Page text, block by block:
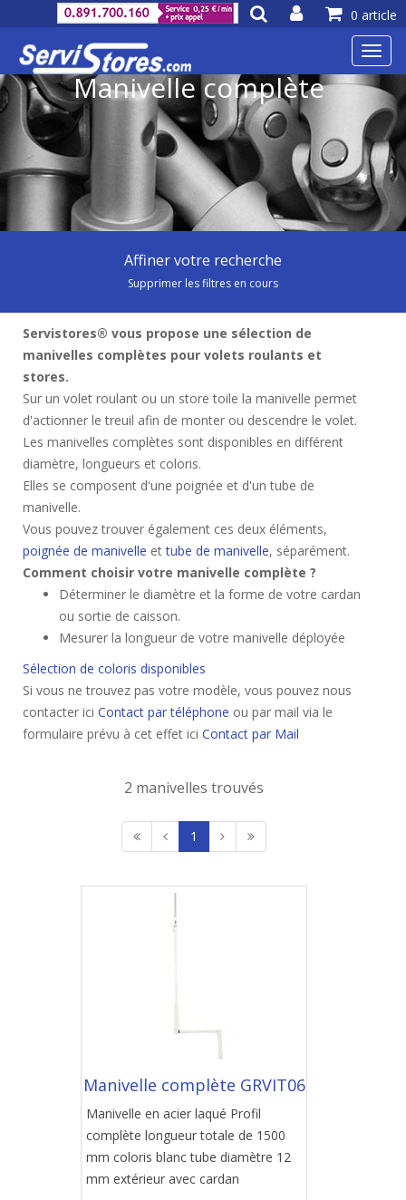
0 article
Manivelle complète
Affiner votre recherche
Supprimer les filtres en cours
Servistores® vous propose une sélection de
manivelles complètes pour volets roulants et
stores.
Sur un volet roulant ou un store toile la manivelle permet
d'actionner le treuil afin de monter ou descendre le volet.
Les manivelles complètes sont disponibles en différent
diamètre, longueurs et coloris.
Elles se composent d'une poignée et d'un tube de
manivelle.
Vous pouvez trouver également ces deux éléments,
poignée de manivelle ettube de manivelle, séparément.
Comment choisir votre manivelle complète ?
Déterminer le diamètre et la forme de votre cardan
ou sortie de caisson.
Mesurer la longueur de votre manivelle déployée
Sélection de coloris disponibles
Si vous ne trouvez pas votre modèle, vous pouvez nous
contacter ici Contact par téléphone ou par mail via le
formulaire prévu à cet effet ici Contact par Mail
2 manivelles trouvés
1
Manivelle complète GRVIT06
Manivelle en acier laqué Profil
complète longueur totale de 1500
mm coloris blanc tube diamètre 12
mm extérieur avec cardan